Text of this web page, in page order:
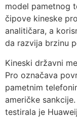
model pametnog
čipove kineske
analitičara, a
da razvija brzinu
Kineski državni
Pro označava
pametnim
američke
testirala je